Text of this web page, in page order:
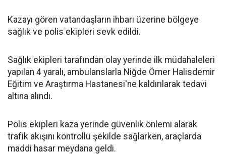
Kazayı gören vatandaşların ihbarı üzerine bölgeye
sağlık ve polis ekipleri sevk edildi.
Sağlık ekipleri tarafından olay yerinde ilk müdahaleleri
yapılan 4 yaralı, ambulanslarla Niğde Ömer Halisdemir
Eğitim ve Araştırma Hastanesi'ne kaldırılarak tedavi
altına alındı.
Polis ekipleri kaza yerinde güvenlik önlemi alarak
trafik akışını kontrollü şekilde sağlarken, araçlarda
maddi hasar meydana geldi.